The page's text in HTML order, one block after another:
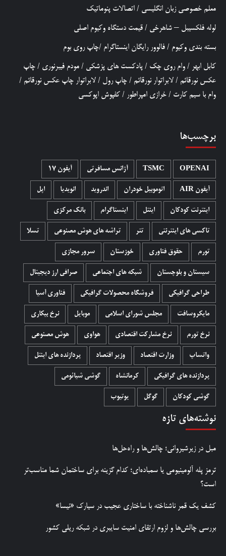
معلم خصوصی زبان انگلیسی / اتصالات پنوماتیک
لوله فلکسیبل – شاهرخی / قیمت دستگاه وکیوم اصلی
بسته بندی وکیوم / فالوور رایگان اینستاگرام /چاپ روی بوم
کابل ابهر / وام روی چک / پادکست های پزشکی / مودم فیبرنوری / چاپ
عکس نورقائم / لابراتوار نورقائم / چاپ رول / لابراتوار چاپ عکس نورقائم /
وام با سیم کارت / خرازی امپراطور / کفپوش اپوکسی
برچسب‌ها
OPENAI
TSMC آژانس مسافرتی آیفون 17
آیفون AIR اتوموبیل خودران اندروید انویدیا اپل
اینترنت کودکان اینتل اینستاگرام بانک مرکزی
تاکسی های اینترنتی تتر تراشه های هوش مصنوعی تسلا
تورم حقوق فناوری خوزستان سرور مجازی
سیستان و بلوچستان شبکه های اجتماعی صرافی ارز دیجیتال
طراحی گرافیکی فروشگاه محصولات گرافيکی فناوری آسیا
مایکروسافت مجلس شورای اسلامی موبایل نرخ بیکاری
نرخ تورم نرخ مشارکت اقتصادی هواوی هوش مصنوعی
واتساپ وزارت اقتصاد وزیر اقتصاد پردازنده های اینتل
پردازنده های گرافیکی کرمانشاه گوشی شیائومی
گوشی کودکان گوگل یوتیوب
نوشته‌های تازه
مبل در زیرشیروانی؛ چالش‌ها و راه‌حل‌ها
ترمز پله آلومینیومی یا سمباده‌ای؛ کدام گزینه برای ساختمان شما مناسب‌تر
است؟
کشف یک قمر ناشناخته با ساختاری عجیب در سیارک «نیسا»
بررسی چالش‌ها و لزوم ارتقای امنیت سایبری در شبکه ریلی کشور